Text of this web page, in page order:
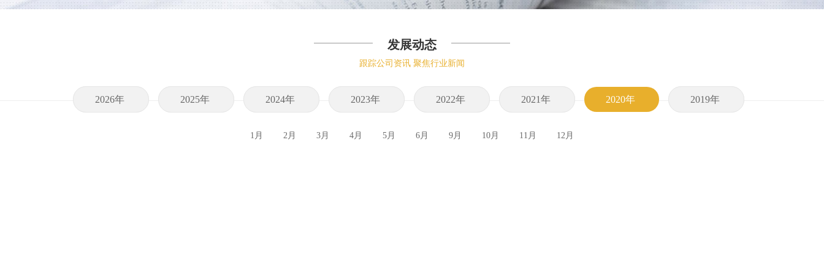
发展动态
跟踪公司资讯 聚焦行业新闻
2026年 2025年 2024年 2023年 2022年 2021年 2020年
1月 2月 3月 4月 5月 6月 9月 10月 11月 12月
2019年